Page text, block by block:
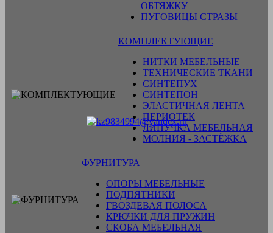
ОБТЯЖКУ
ПУГОВИЦЫ СТРАЗЫ
КОМПЛЕКТУЮЩИЕ
НИТКИ МЕБЕЛЬНЫЕ
ТЕХНИЧЕСКИЕ ТКАНИ
СИНТЕПУХ
СИНТЕПОН
ЭЛАСТИЧНАЯ ЛЕНТА
ПЕРИОТЕК
ЛИПУЧКА МЕБЕЛЬНАЯ
МОЛНИЯ - ЗАСТЁЖКА
ФУРНИТУРА
ОПОРЫ МЕБЕЛЬНЫЕ
ПОДПЯТНИКИ
ГВОЗДЕВАЯ ПОЛОСА
КРЮЧКИ ДЛЯ ПРУЖИН
СКОБА МЕБЕЛЬНАЯ